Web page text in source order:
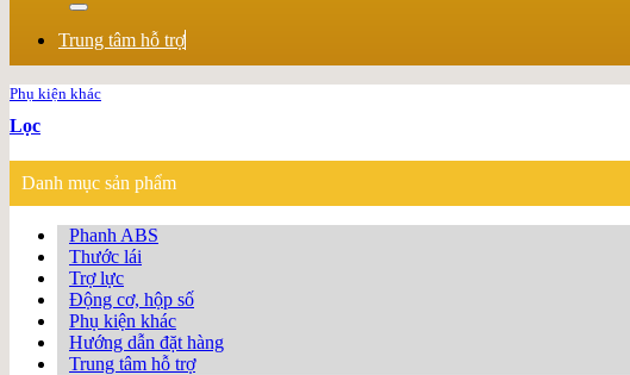
Trung tâm hỗ trợ
Phụ kiện khác
Lọc
Danh mục sản phẩm
Phanh ABS
Thước lái
Trợ lực
Động cơ, hộp số
Phụ kiện khác
Hướng dẫn đặt hàng
Trung tâm hỗ trợ